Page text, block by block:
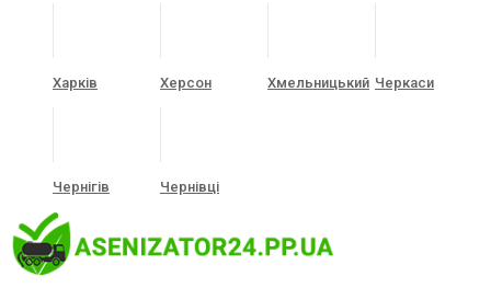
Харків Херсон Хмельницький Черкаси
Чернігів Чернівці